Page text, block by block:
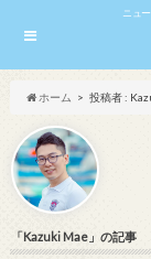
ニュ
ホーム 投稿者 :
「Kazuki Mae」の記事